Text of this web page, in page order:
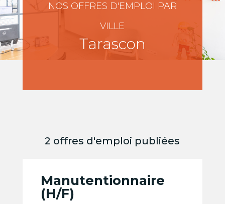
NOS OFFRES D'EMPLOI PAR
VILLE
Tarascon
2 offres d'emploi publiées
Manutentionnaire
(H/F)